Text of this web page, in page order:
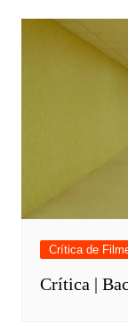
Crítica de
Crítica |